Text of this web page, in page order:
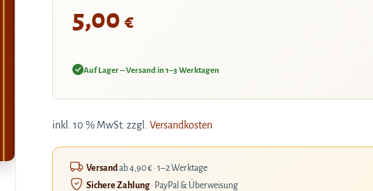
5,00 €
Auf Lager – Versand in 1–3 Werktagen
inkl. 10 % MwSt. zzgl. Versandkosten
Versandab 4,90 € · 1–2 Werktage
Sichere Zahlung· PayPal & Überweisung